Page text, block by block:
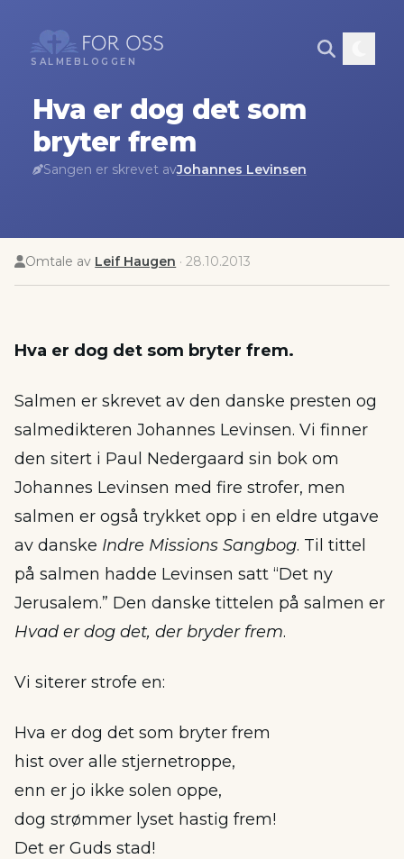
SALMEBLOGGEN
Hva er dog det som
bryter frem
Sangen er skrevet avJohannes Levinsen
Omtale av Leif Haugen ·28.10.2013
Hva er dog det som bryter frem.
Salmen er skrevet av den danske presten og
salmedikteren Johannes Levinsen. Vi finner
den sitert i Paul Nedergaard sin bok om
Johannes Levinsen med fire strofer, men
salmen er også trykket opp i en eldre utgave
av danske Indre Missions Sangbog. Til tittel
på salmen hadde Levinsen satt “Det ny
Jerusalem.” Den danske tittelen på salmen er
Hvad er dog det, der bryder frem.
Vi siterer strofe en:
Hva er dog det som bryter frem
hist over alle stjernetroppe,
enn er jo ikke solen oppe,
dog strømmer lyset hastig frem!
Det er Guds stad!